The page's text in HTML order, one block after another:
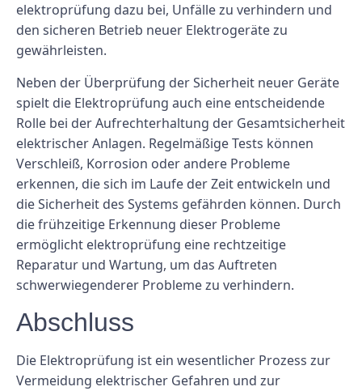
elektroprüfung dazu bei, Unfälle zu verhindern und
den sicheren Betrieb neuer Elektrogeräte zu
gewährleisten.
Neben der Überprüfung der Sicherheit neuer Geräte
spielt die Elektroprüfung auch eine entscheidende
Rolle bei der Aufrechterhaltung der Gesamtsicherheit
elektrischer Anlagen. Regelmäßige Tests können
Verschleiß, Korrosion oder andere Probleme
erkennen, die sich im Laufe der Zeit entwickeln und
die Sicherheit des Systems gefährden können. Durch
die frühzeitige Erkennung dieser Probleme
ermöglicht elektroprüfung eine rechtzeitige
Reparatur und Wartung, um das Auftreten
schwerwiegenderer Probleme zu verhindern.
Abschluss
Die Elektroprüfung ist ein wesentlicher Prozess zur
Vermeidung elektrischer Gefahren und zur